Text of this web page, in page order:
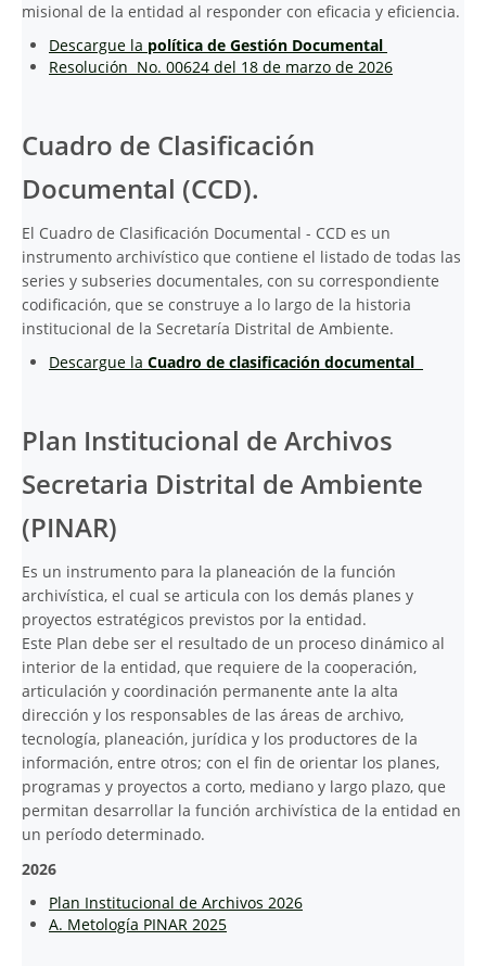
misional de la entidad al responder con eficacia y eficiencia.
Descargue la política de Gestión Documental
Resolución No. 00624 del 18 de marzo de 2026
Cuadro de Clasificación
Documental (CCD).
El Cuadro de Clasificación Documental - CCD es un
instrumento archivístico que contiene el listado de todas las
series y subseries documentales, con su correspondiente
codificación, que se construye a lo largo de la historia
institucional de la Secretaría Distrital de Ambiente.
Descargue la Cuadro de clasificación documental
Plan Institucional de Archivos
Secretaria Distrital de Ambiente
(PINAR)
Es un instrumento para la planeación de la función
archivística, el cual se articula con los demás planes y
proyectos estratégicos previstos por la entidad.
Este Plan debe ser el resultado de un proceso dinámico al
interior de la entidad, que requiere de la cooperación,
articulación y coordinación permanente ante la alta
dirección y los responsables de las áreas de archivo,
tecnología, planeación, jurídica y los productores de la
información, entre otros; con el fin de orientar los planes,
programas y proyectos a corto, mediano y largo plazo, que
permitan desarrollar la función archivística de la entidad en
un período determinado.
2026
Plan Institucional de Archivos 2026
A. Metología PINAR 2025